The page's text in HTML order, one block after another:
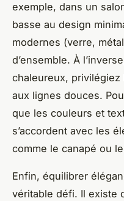
exemple, dans un
basse au design
modernes (verre,
d’ensemble. À
chaleureux,
aux lignes douces.
que les couleurs et
s’accordent avec les
comme le canapé ou
Enfin, équilibrer
véritable défi. Il existe